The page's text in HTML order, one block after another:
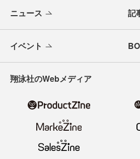
ニュース 記
イベント
翔泳社のWebメディア